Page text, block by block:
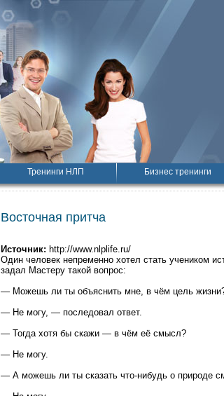
Тренинги НЛП Бизнес тренинги
Восточная притча
Источник: http://www.nlplife.ru/
Один человек непременно хотел стать учеником
задал Мастеру такой вопрос:
— Можешь ли ты объяснить мне, в чём цель
— Не могу, — последовал ответ.
— Тогда хотя бы скажи — в чём её смысл?
— Не могу.
— А можешь ли ты сказать что-нибудь о природе